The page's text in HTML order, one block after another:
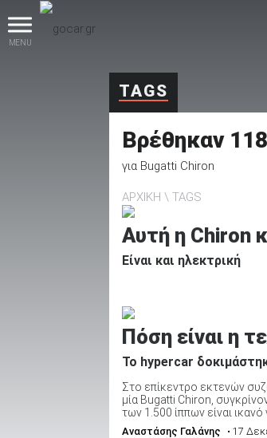
MENU
ΑΝΑΖΗΤΗΣΗ
TAGS
Βρέθηκαν 118
για Bugatti Chiron
ΑΡΧΙΚΗ TAGS
Αυτή η Chiron
Είναι και ηλεκτρική
Πόση είναι η
To hypercar
Στο επίκεντρο εκτενών
μία Bugatti Chiron,
των 1.500 ίππων είναι ικανό
Αναστάσης Γαλάνης • 17